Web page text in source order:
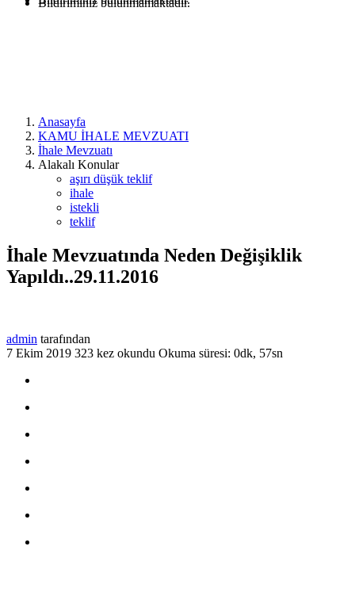
Bildiriminiz bulunmamaktadır.
Anasayfa
KAMU İHALE MEVZUATI
İhale Mevzuatı
Alakalı Konular
aşırı düşük teklif
ihale
istekli
teklif
İhale Mevzuatında Neden Değişiklik
Yapıldı..29.11.2016
admin tarafından
7 Ekim 2019 323 kez okundu Okuma süresi: 0dk, 57sn